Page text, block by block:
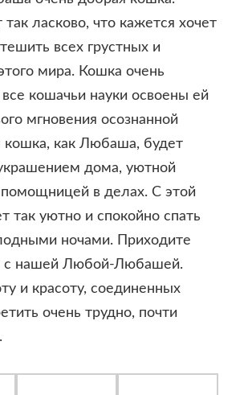
ласково, что кажется хочет
всех грустных и
мира. Кошка очень
кошачьи науки освоены ей
мгновения осознанной
кошка, как Любаша, будет
дома, уютной
помощницей в делах. С этой
так уютно и спокойно спать
ночами. Приходите
с нашей Любой-Любашей.
и красоту, соединенных
очень трудно, почти